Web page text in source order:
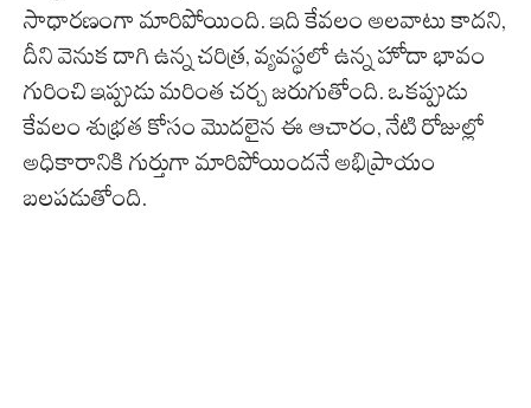
సాధారణంగా మారిపోయింది. ఇది కేవలం అలవాటు కాదని,
దీని వెనుక దాగి ఉన్న చరిత్ర, వ్యవస్థలో ఉన్న హోదా భావం
గురించి ఇప్పుడు మరింత చర్చ జరుగుతోంది. ఒకప్పుడు
కేవలం శుభ్రత కోసం మొదలైన ఈ ఆచారం, నేటి రోజుల్లో
అధికారానికి గుర్తుగా మారిపోయిందనే అభిప్రాయం
బలపడుతోంది.